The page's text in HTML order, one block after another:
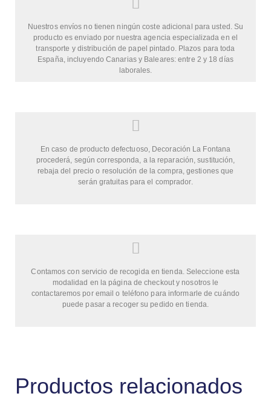
Nuestros envíos no tienen ningún coste adicional para usted. Su
producto es enviado por nuestra agencia especializada en el
transporte y distribución de papel pintado. Plazos para toda
España, incluyendo Canarias y Baleares: entre 2 y 18 días
laborales.
En caso de producto defectuoso, Decoración La Fontana
procederá, según corresponda, a la reparación, sustitución,
rebaja del precio o resolución de la compra, gestiones que
serán gratuitas para el comprador.
Contamos con servicio de recogida en tienda. Seleccione esta
modalidad en la página de checkout y nosotros le
contactaremos por email o teléfono para informarle de cuándo
puede pasar a recoger su pedido en tienda.
Productos relacionados